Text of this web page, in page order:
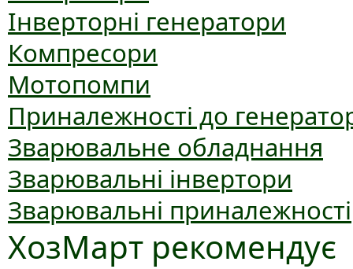
Інверторні генератори
Компресори
Мотопомпи
Приналежності до
Зварювальне обладнання
Зварювальні інвертори
Зварювальні приналежності
ХозМарт рекомендує